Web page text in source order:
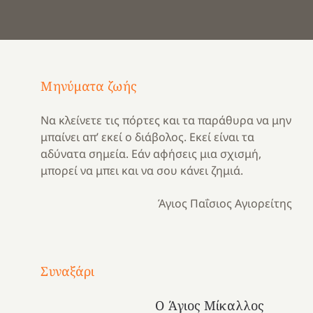
Μηνύματα ζωής
Να κλείνετε τις πόρτες και τα παράθυρα να μην
μπαίνει απ’ εκεί ο διάβολος. Εκεί είναι τα
αδύνατα σημεία. Εάν αφήσεις μια σχισμή,
μπορεί να μπει και να σου κάνει ζημιά.
Άγιος Παΐσιος Αγιορείτης
Συναξάρι
Ο Άγιος Μίκαλλος
Μια
και
Κατασκηνωτικές